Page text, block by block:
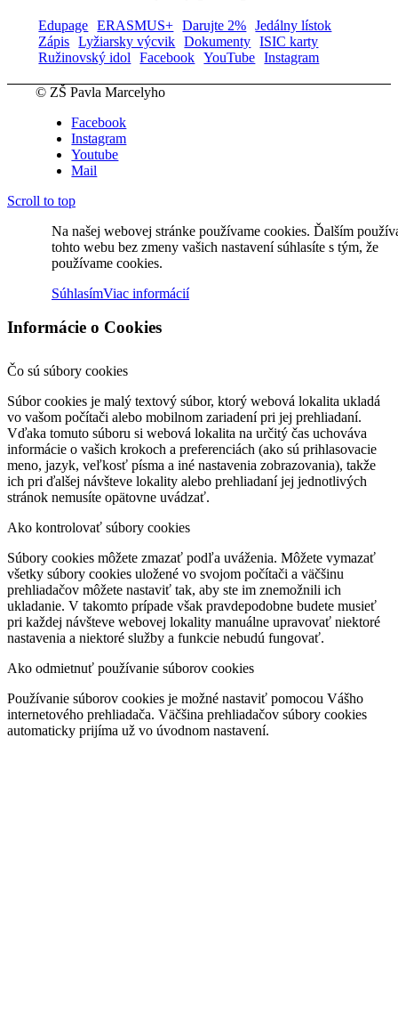
Edupage ERASMUS+ Darujte 2%
Jedálny lístok
Zápis
Lyžiarsky výcvik Dokumenty
ISIC karty
Ružinovský idol
Facebook YouTube Instagram
© ZŠ Pavla Marcelyho
Facebook
Instagram
Youtube
Mail
Scroll to top
Na našej webovej stránke používame cookies. Ďalším
tohto webu bez zmeny vašich nastavení súhlasíte s tým, že
používame cookies.
SúhlasímViac informácií
Informácie o Cookies
Čo sú súbory cookies
Súbor cookies je malý textový súbor, ktorý webová lokalita ukladá
vo vašom počítači alebo mobilnom zariadení pri jej prehliadaní.
Vďaka tomuto súboru si webová lokalita na určitý čas uchováva
informácie o vašich krokoch a preferenciách (ako sú prihlasovacie
meno, jazyk, veľkosť písma a iné nastavenia zobrazovania), takže
ich pri ďalšej návšteve lokality alebo prehliadaní jej jednotlivých
stránok nemusíte opätovne uvádzať.
Ako kontrolovať súbory cookies
Súbory cookies môžete zmazať podľa uváženia. Môžete vymazať
všetky súbory cookies uložené vo svojom počítači a väčšinu
prehliadačov môžete nastaviť tak, aby ste im znemožnili ich
ukladanie. V takomto prípade však pravdepodobne budete musieť
pri každej návšteve webovej lokality manuálne upravovať niektoré
nastavenia a niektoré služby a funkcie nebudú fungovať.
Ako odmietnuť používanie súborov cookies
Používanie súborov cookies je možné nastaviť pomocou Vášho
internetového prehliadača. Väčšina prehliadačov súbory cookies
automaticky prijíma už vo úvodnom nastavení.